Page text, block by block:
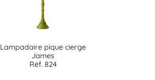
Lampadaire pique cierge
James
Réf. 824